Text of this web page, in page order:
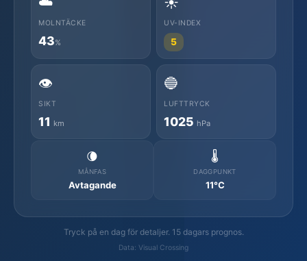
MOLNTÄCKE
43%
UV-INDEX
5
👁️
SIKT
11 km
🔵
LUFTTRYCK
1025 hPa
🌘
MÅNFAS
Avtagande
🌡️
DAGGPUNKT
11°C
Tryck på en dag för detaljer. 15 dagars prognos.
Data: Visual Crossing